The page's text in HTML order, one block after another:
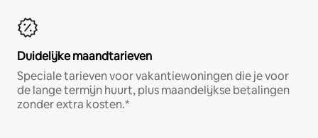
Duidelijke maandtarieven
Speciale tarieven voor vakantiewoningen die je voor
de lange termijn huurt, plus maandelijkse betalingen
zonder extra kosten.*